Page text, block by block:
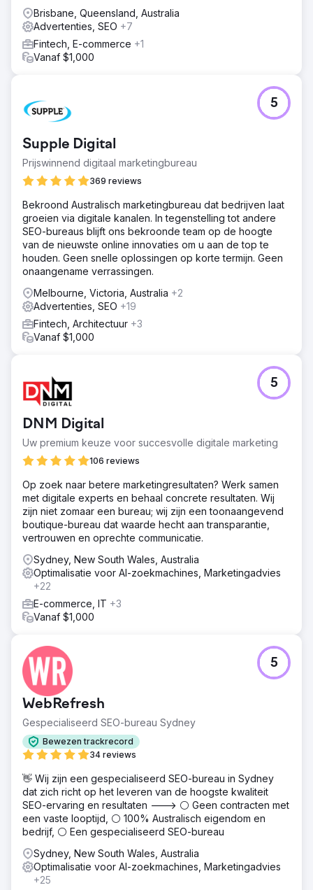
Brisbane, Queensland, Australia
Advertenties, SEO +7
Fintech, E-commerce +1
Vanaf $1,000
Supple Digital
Prijswinnend digitaal marketingbureau
369 reviews
5
Bekroond Australisch marketingbureau dat bedrijven laat
groeien via digitale kanalen. In tegenstelling tot andere
SEO-bureaus blijft ons bekroonde team op de hoogte
van de nieuwste online innovaties om u aan de top te
houden. Geen snelle oplossingen op korte termijn. Geen
onaangename verrassingen.
Melbourne, Victoria, Australia +2
Advertenties, SEO +19
Fintech, Architectuur +3
Vanaf $1,000
DNM Digital
Uw premium keuze voor succesvolle digitale marketing
106 reviews
5
Op zoek naar betere marketingresultaten? Werk samen
met digitale experts en behaal concrete resultaten. Wij
zijn niet zomaar een bureau; wij zijn een toonaangevend
boutique-bureau dat waarde hecht aan transparantie,
vertrouwen en oprechte communicatie.
Sydney, New South Wales, Australia
Optimalisatie voor AI-zoekmachines, Marketingadvies
+22
E-commerce, IT +3
Vanaf $1,000
WebRefresh
Gespecialiseerd SEO-bureau Sydney
Bewezen trackrecord
34 reviews
5
👋 Wij zijn een gespecialiseerd SEO-bureau in Sydney
dat zich richt op het leveren van de hoogste kwaliteit
SEO-ervaring en resultaten ---> ⚪ Geen contracten met
een vaste looptijd, ⚪ 100% Australisch eigendom en
bedrijf, ⚪ Een gespecialiseerd SEO-bureau
Sydney, New South Wales, Australia
Optimalisatie voor AI-zoekmachines, Marketingadvies
+25